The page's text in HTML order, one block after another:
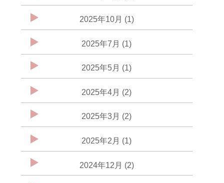
2025年10月 (1)
2025年7月 (1)
2025年5月 (1)
2025年4月 (2)
2025年3月 (2)
2025年2月 (1)
2024年12月 (2)